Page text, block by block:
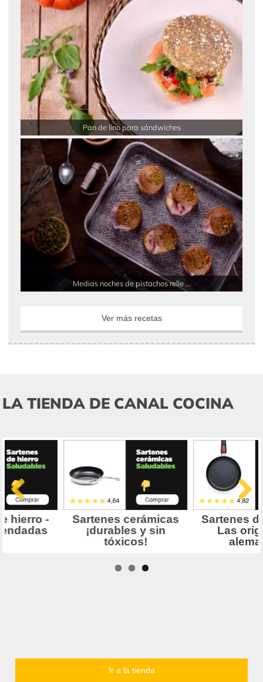
Pan de lino para sándwiches
Medias noches de pistachos relle ...
Ver más recetas
LA TIENDA DE CANAL COCINA
Ir a la tienda